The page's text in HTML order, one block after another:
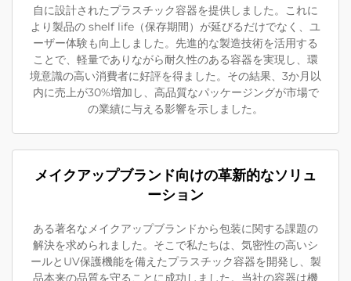
自に設計されたプラスチック容器を提供しました。これに
より製品の shelf life（保存期間）が延びるだけでなく、ユ
ーザー体験も向上しました。先進的な製造技術を活用する
ことで、軽量でありながら耐久性のある容器を実現し、環
境意識の高い消費者に好評を得ました。その結果、3か月以
内に売上が30%増加し、高品質なパッケージングが市場で
の業績に与える影響を示しました。
メイクアップブランド向けの革新的なソリュ
ーション
ある著名なメイクアップブランドから包装に関する課題の
解決を求められました。そこで私たちは、気密性の高いシ
ールとUV保護機能を備えたプラスチック容器を開発し、製
品本来の品質を守ることに成功しました。当社の容器は機